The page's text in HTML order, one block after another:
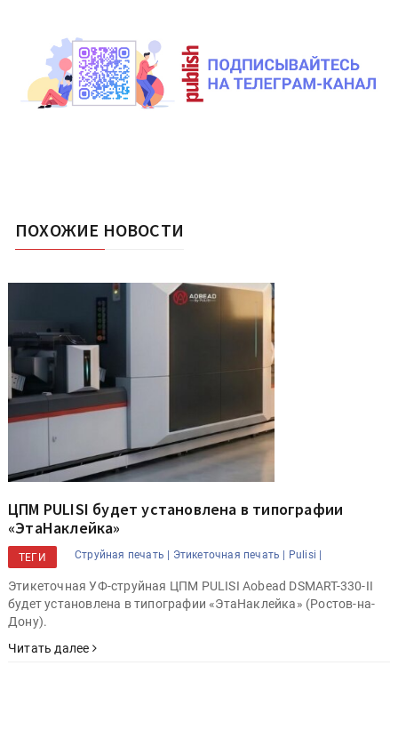
ПОХОЖИЕ НОВОСТИ
ЦПМ PULISI будет установлена в типографии
«ЭтаНаклейка»
ТЕГИ Струйная печать | Этикеточная печать | Pulisi |
Этикеточная УФ-струйная ЦПМ PULISI Aobead DSMART-330-II
будет установлена в типографии «ЭтаНаклейка» (Ростов-на-
Дону).
Читать далее